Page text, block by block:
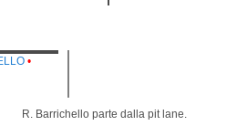
•
R. Barrichello parte dalla pit lane.